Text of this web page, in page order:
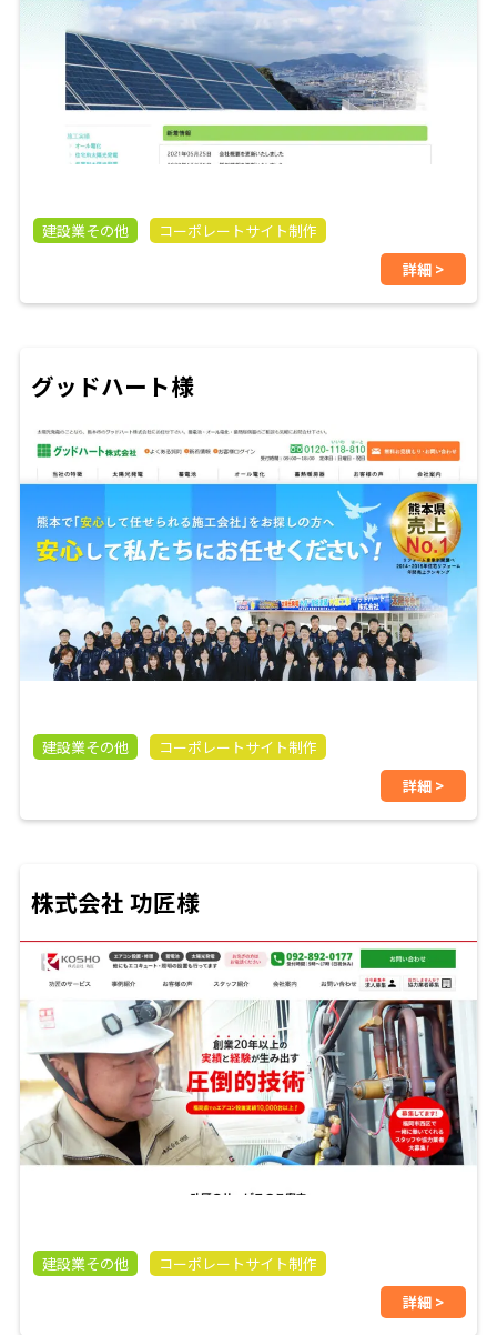
建設業その他
コーポレートサイト制作
詳細 >
グッドハート様
建設業その他
コーポレートサイト制作
詳細 >
株式会社 功匠様
建設業その他
コーポレートサイト制作
詳細 >